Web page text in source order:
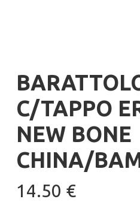
C/TAPPO
NEW BONE
CHINA/
14.50 €